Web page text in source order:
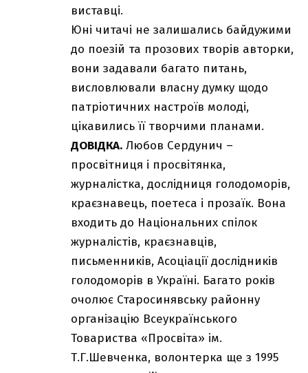
виставці.
Юні читачі не залишались байдужими
до поезій та прозових творів авторки,
вони задавали багато питань,
висловлювали власну думку щодо
патріотичних настроїв молоді,
цікавились її творчими планами.
ДОВІДКА. Любов Сердунич –
просвітниця і просвітянка,
журналістка, дослідниця голодоморів,
краєзнавець, поетеса і прозаїк. Вона
входить до Національних спілок
журналістів, краєзнавців,
письменників, Асоціації дослідників
голодоморів в Україні. Багато років
очолює Старосинявську районну
організацію Всеукраїнського
Товариства «Просвіта» ім.
Т.Г.Шевченка, волонтерка ще з 1995